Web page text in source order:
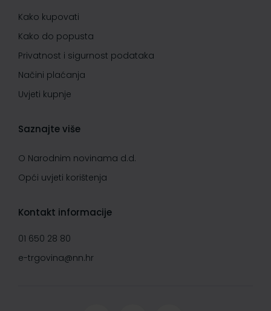
Kako kupovati
Kako do popusta
Privatnost i sigurnost podataka
Načini plaćanja
Uvjeti kupnje
Saznajte više
O Narodnim novinama d.d.
Opći uvjeti korištenja
Kontakt informacije
01 650 28 80
e-trgovina@nn.hr